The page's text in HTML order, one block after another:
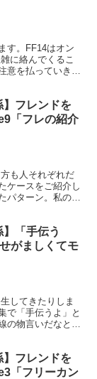
す。FF14はオン
に絡んでくるこ
意を払っていきた
】フレンドを
「フレの紹介
も人それぞれだ
ケースをご紹介し
パターン。私の初
】「手伝う
がましくてモ
してきたりしま
で「手伝うよ」と
の物言いだなと思
】フレンドを
「フリーカン